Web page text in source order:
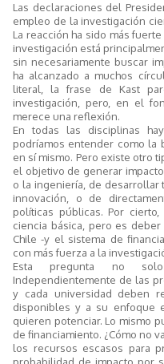
Las declaraciones del
empleo de la investigación
La reacción ha sido más
investigación está
sin necesariamente buscar
ha alcanzado a muchos
literal, la frase de Kast
investigación, pero, en el
merece una reflexión.
En todas las disciplinas
podríamos entender como la
en sí mismo. Pero existe otro
el objetivo de generar
o la ingeniería, de desarrollar
innovación, o de
políticas públicas. Por
ciencia básica, pero es
Chile -y el sistema de
con más fuerza a la
Esta pregunta no
Independientemente de las
y cada universidad deben
disponibles y a su enfoque
quieren potenciar. Lo mismo
de financiamiento. ¿Cómo no
los recursos escasos para
probabilidad de impacto por